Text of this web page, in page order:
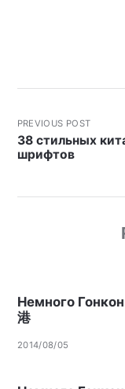
PREVIOUS POST
38 стильных
шрифтов
Немного
港
2014/08/05